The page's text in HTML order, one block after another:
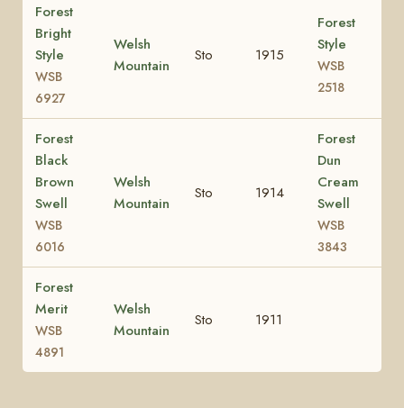
Forest
Bright
Style
WSB
6927
Welsh
Mountain
Sto 1915
Forest
Style
WSB
2518
Forest
Black
Brown
Swell
WSB
6016
Welsh
Mountain
Sto 1914
Forest
Dun
Cream
Swell
WSB
3843
Forest
Merit
WSB
4891
Welsh
Mountain
Sto 1911